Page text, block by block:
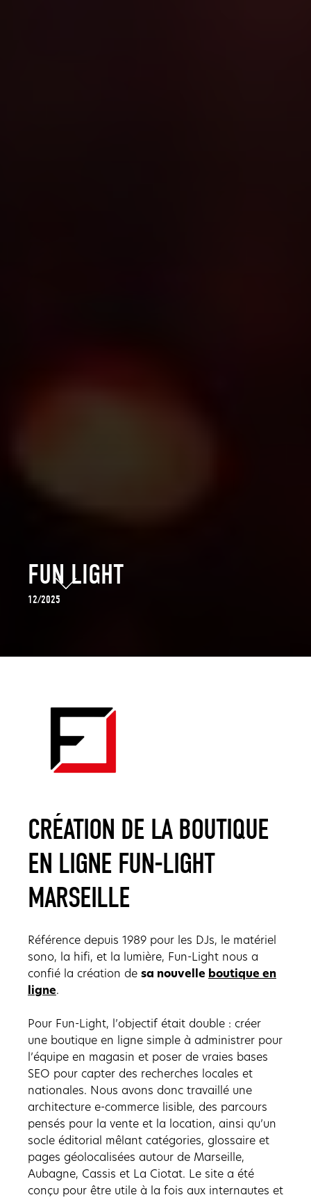
FUN LIGHT
12/2025
CRÉATION DE LA BOUTIQUE
EN LIGNE FUN-LIGHT
MARSEILLE
Référence depuis 1989 pour les DJs, le matériel
sono, la hifi, et la lumière, Fun-Light nous a
confié la création de sa nouvelle boutique en
ligne.
Pour Fun-Light, l’objectif était double : créer
une boutique en ligne simple à administrer pour
l’équipe en magasin et poser de vraies bases
SEO pour capter des recherches locales et
nationales. Nous avons donc travaillé une
architecture e-commerce lisible, des parcours
pensés pour la vente et la location, ainsi qu’un
socle éditorial mêlant catégories, glossaire et
pages géolocalisées autour de Marseille,
Aubagne, Cassis et La Ciotat. Le site a été
conçu pour être utile à la fois aux internautes et